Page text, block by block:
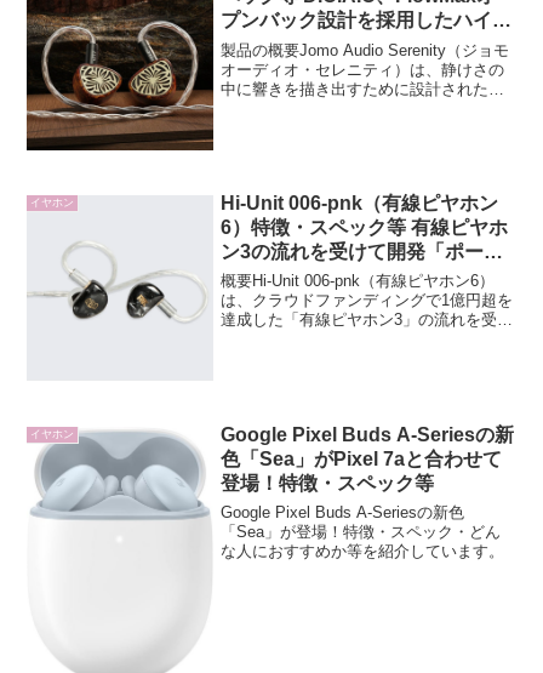
プンバック設計を採用したハイエ
ンドIEM
製品の概要Jomo Audio Serenity（ジョモ
オーディオ・セレニティ）は、静けさの
中に響きを描き出すために設計された、
イヤホン
Hi-Unit 006-pnk（有線ピヤホン
6）特徴・スペック等 有線ピヤホ
ン3の流れを受けて開発「ポータ
ブルで音楽をどう楽しむか」を突
き詰めた有線イヤホン
概要Hi-Unit 006-pnk（有線ピヤホン6）
は、クラウドファンディングで1億円超を
達成した「有線ピヤホン3」の流れを受け
イヤホン
Google Pixel Buds A-Seriesの新
色「Sea」がPixel 7aと合わせて
登場！特徴・スペック等
Google Pixel Buds A-Seriesの新色
「Sea」が登場！特徴・スペック・どん
な人におすすめか等を紹介しています。